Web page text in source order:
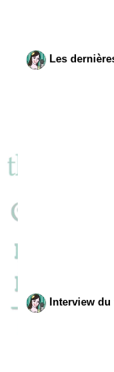
Les
Interview